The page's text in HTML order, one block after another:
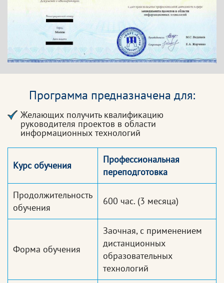
Программа предназначена для:
Желающих получить квалификацию
руководителя проектов в области
информационных технологий
Курс обучения
Профессиональная
переподготовка
Продолжительность
обучения
600 час. (3 месяца)
Форма обучения
Заочная, с применением
дистанционных
образовательных
технологий